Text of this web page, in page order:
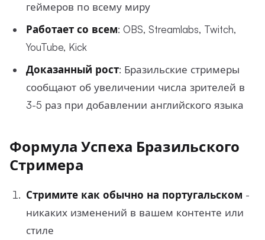
геймеров по всему миру
Работает со всем: OBS, Streamlabs, Twitch,
YouTube, Kick
Доказанный рост: Бразильские стримеры
сообщают об увеличении числа зрителей в
3-5 раз при добавлении английского языка
Формула Успеха Бразильского
Стримера
Стримите как обычно на португальском -
никаких изменений в вашем контенте или
стиле